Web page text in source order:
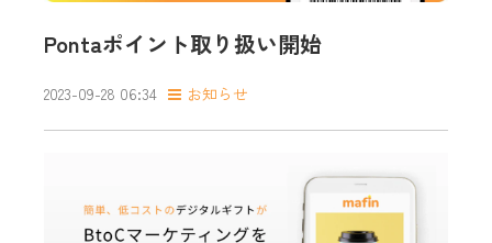
Pontaポイント取り扱い開始
2023-09-28 06:34 お知らせ